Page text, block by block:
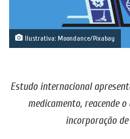
Ilustrativa: Moondance/Pixabay
Estudo internacional
medicamento, reacende
incorporação